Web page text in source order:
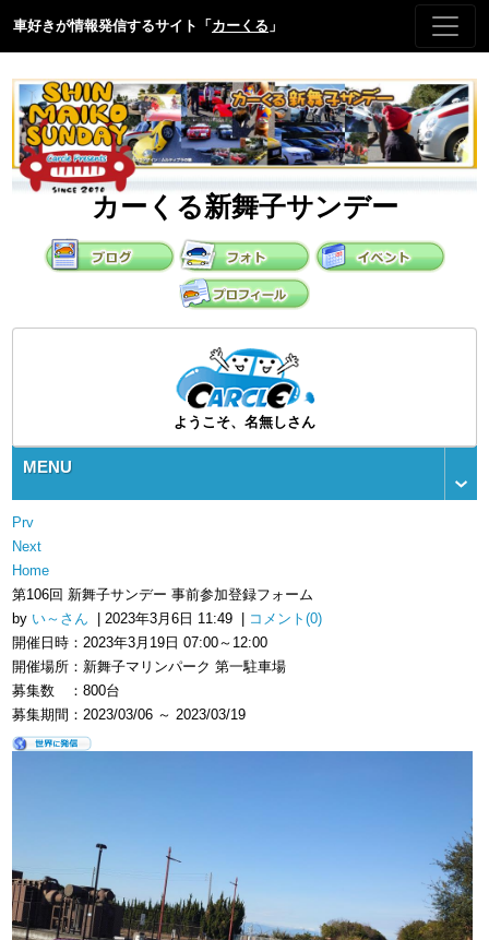
車好きが情報発信するサイト「 カーくる 」
カーくる新舞子サンデー
ようこそ、名無しさん
MENU
Prv
Next
Home
第106回 新舞子サンデー 事前参加登録フォーム
by い～さん | 2023年3月6日 11:49 | コメント(0)
開催日時：2023年3月19日 07:00～12:00
開催場所：新舞子マリンパーク 第一駐車場
募集数 ：800台
募集期間：2023/03/06 ～ 2023/03/19